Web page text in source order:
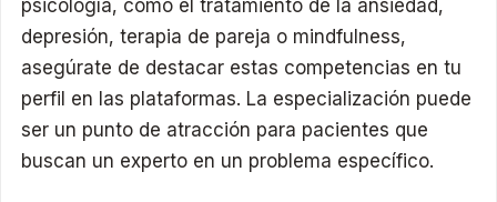
psicología, como el tratamiento de la ansiedad,
depresión, terapia de pareja o mindfulness,
asegúrate de destacar estas competencias en tu
perfil en las plataformas. La especialización puede
ser un punto de atracción para pacientes que
buscan un experto en un problema específico.